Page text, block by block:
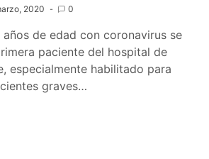
2020 0
años de edad con coronavirus se
paciente del hospital de
especialmente habilitado para
graves…